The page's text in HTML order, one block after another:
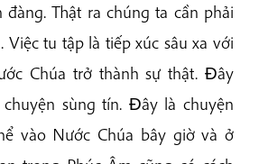
đàng. Thật ra chúng ta cần phải
Việc tu tập là tiếp xúc sâu xa với
Chúa trở thành sự thật. Ðây
sùng tín. Ðây là chuyện
vào Nước Chúa bây giờ và ở